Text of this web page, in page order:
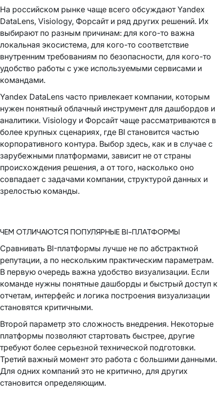
На российском рынке чаще всего обсуждают Yandex
DataLens, Visiology, Форсайт и ряд других решений. Их
выбирают по разным причинам: для кого-то важна
локальная экосистема, для кого-то соответствие
внутренним требованиям по безопасности, для кого-то
удобство работы с уже используемыми сервисами и
командами.
Yandex DataLens часто привлекает компании, которым
нужен понятный облачный инструмент для дашбордов и
аналитики. Visiology и Форсайт чаще рассматриваются в
более крупных сценариях, где BI становится частью
корпоративного контура. Выбор здесь, как и в случае с
зарубежными платформами, зависит не от страны
происхождения решения, а от того, насколько оно
совпадает с задачами компании, структурой данных и
зрелостью команды.
ЧЕМ ОТЛИЧАЮТСЯ ПОПУЛЯРНЫЕ BI-ПЛАТФОРМЫ
Сравнивать BI-платформы лучше не по абстрактной
репутации, а по нескольким практическим параметрам.
В первую очередь важна удобство визуализации. Если
команде нужны понятные дашборды и быстрый доступ к
отчетам, интерфейс и логика построения визуализации
становятся критичными.
Второй параметр это сложность внедрения. Некоторые
платформы позволяют стартовать быстрее, другие
требуют более серьезной технической подготовки.
Третий важный момент это работа с большими данными.
Для одних компаний это не критично, для других
становится определяющим.